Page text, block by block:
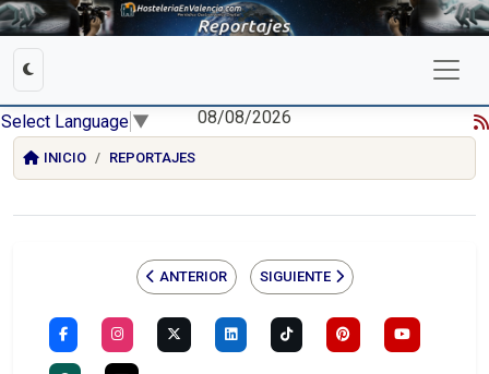
Select Language ▼ 08/08/2026
INICIO REPORTAJES
ANTERIOR SIGUIENTE